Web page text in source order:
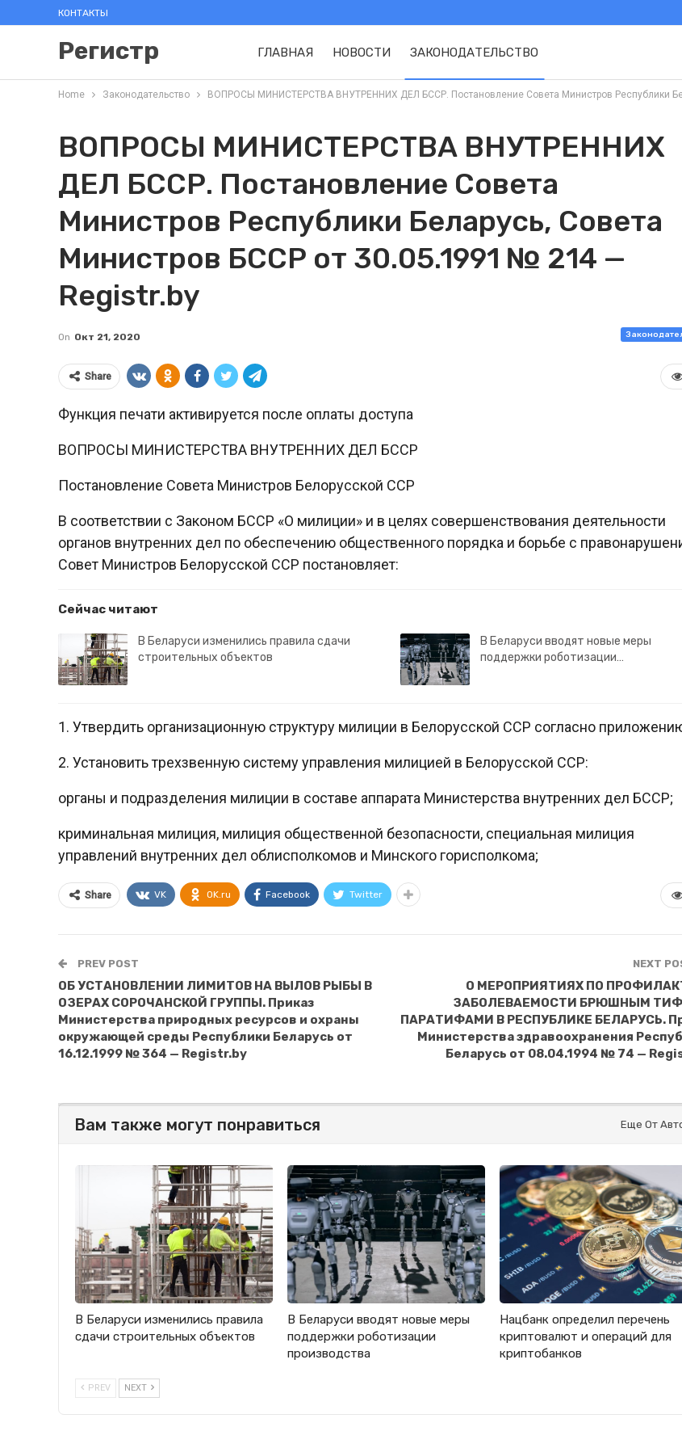
КОНТАКТЫ
Регистр ГЛАВНАЯ НОВОСТИ ЗАКОНОДАТЕЛЬСТВО
Home Законодательство ВОПРОСЫ МИНИСТЕРСТВА ВНУТРЕННИХ ДЕЛ БССР. Постановление Совета Министров Республики
ВОПРОСЫ МИНИСТЕРСТВА ВНУТРЕННИХ
ДЕЛ БССР. Постановление Совета
Министров Республики Беларусь, Совета
Министров БССР от 30.05.1991 № 214 —
Registr.by
On Окт 21, 2020
Share
Функция печати активируется после оплаты доступа
ВОПРОСЫ МИНИСТЕРСТВА ВНУТРЕННИХ ДЕЛ БССР
Постановление Совета Министров Белорусской ССР
В соответствии с Законом БССР «О милиции» и в целях совершенствования деятельности
органов внутренних дел по обеспечению общественного порядка и борьбе с
Совет Министров Белорусской ССР постановляет:
Сейчас читают
В Беларуси изменились правила сдачи
строительных объектов
В Беларуси вводят новые меры
поддержки роботизации…
1. Утвердить организационную структуру милиции в Белорусской ССР согласно
2. Установить трехзвенную систему управления милицией в Белорусской ССР:
органы и подразделения милиции в составе аппарата Министерства внутренних дел БССР;
криминальная милиция, милиция общественной безопасности, специальная милиция
управлений внутренних дел облисполкомов и Минского горисполкома;
Share VK OK.ru Facebook Twitter
PREV POST
ОБ УСТАНОВЛЕНИИ ЛИМИТОВ НА ВЫЛОВ РЫБЫ В
ОЗЕРАХ СОРОЧАНСКОЙ ГРУППЫ. Приказ
Министерства природных ресурсов и охраны
окружающей среды Республики Беларусь от
16.12.1999 № 364 — Registr.by
NEXT
О МЕРОПРИЯТИЯХ ПО
ЗАБОЛЕВАЕМОСТИ БРЮШНЫМ
ПАРАТИФАМИ В РЕСПУБЛИКЕ БЕЛАРУСЬ.
Министерства здравоохранения
Беларусь от 08.04.1994 № 74 —
Вам также могут понравиться Еще От
В Беларуси изменились правила
сдачи строительных объектов
В Беларуси вводят новые меры
поддержки роботизации
производства
Нацбанк определил перечень
криптовалют и операций для
криптобанков
PREV NEXT